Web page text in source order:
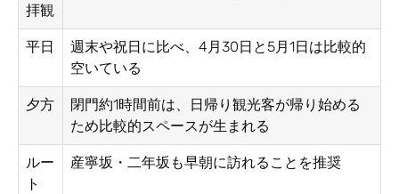
拝観
平日
週末や祝日に比べ、4月30日と5月1日は比較的
空いている
夕方
閉門約1時間前は、日帰り観光客が帰り始める
ため比較的スペースが生まれる
ルー
ト
産寧坂・二年坂も早朝に訪れることを推奨